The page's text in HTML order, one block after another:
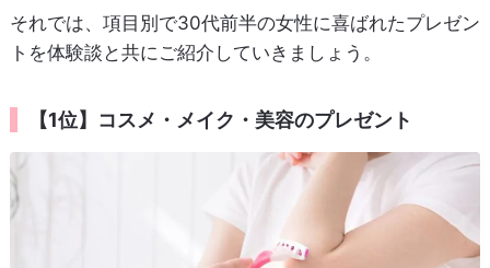
それでは、項目別で30代前半の女性に喜ばれたプレゼン
トを体験談と共にご紹介していきましょう。
【1位】コスメ・メイク・美容のプレゼント